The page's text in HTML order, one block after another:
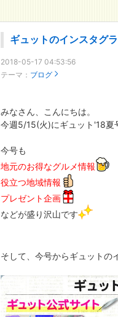
ギュットのインスタグ
2018-05-17 04:53:56
テーマ： ブログ
みなさん、こんにちは。
今週5/15(火)にギュット'18夏
今号も
地元のお得なグルメ情報
役立つ地域情報
プレゼント企画
などが盛り沢山です
そして、今号からギュットの